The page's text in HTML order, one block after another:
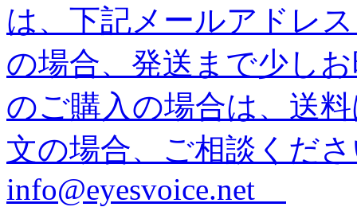
は、下記メールアドレ
の場合、発送まで少し
のご購入の場合は、送
文の場合、ご相談くだ
info@eyesvoice.net